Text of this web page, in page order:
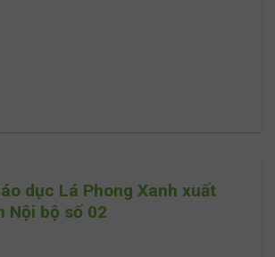
dục Lá Phong Xanh xuất
Nội bộ số 02